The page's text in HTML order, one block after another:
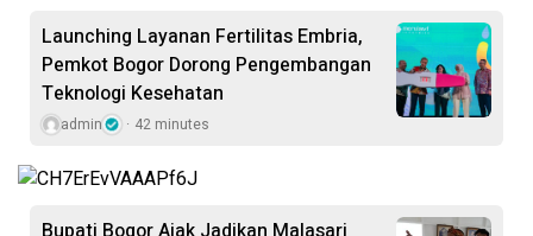
Launching Layanan Fertilitas Embria,
Pemkot Bogor Dorong Pengembangan
Teknologi Kesehatan
admin 42 minutes